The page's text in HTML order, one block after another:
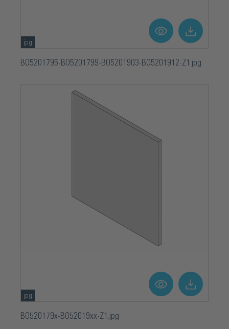
jpg
BO5201795-BO5201799-BO5201903-BO5201912-Z1.jpg
jpg
BO520179x-BO52019xx-Z1.jpg